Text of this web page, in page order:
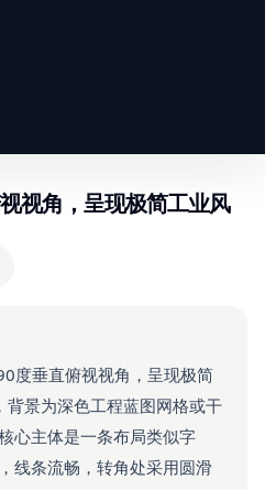
视角，呈现极简工业风
度垂直俯视视角，呈现极简
背景为深色工程蓝图网格或干
心主体是一条布局类似字
线条流畅，转角处采用圆滑